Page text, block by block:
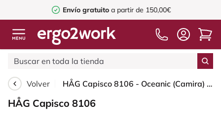
Envío gratuito a partir de 150,00€
Volver HÅG Capisco 8106 - Oceanic (Camira) - Poliéster reciclado - OCI012 - Orange-red - Silver - 150mm (seat height 40–55cm) - Soft castors for hard floors
HÅG Capisco 8106